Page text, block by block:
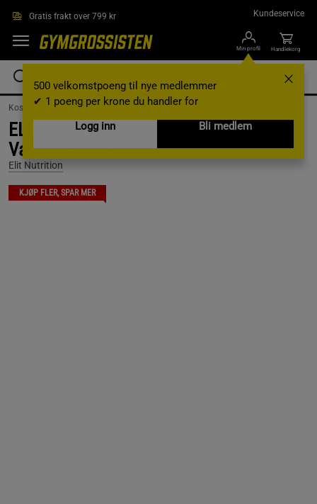
Gratis frakt over 799 kr Kundeservice
Min profil
500 velkomstpoeng til nye medlemmer
✔ 1 poeng per krone du handler for
Logg inn
Bli medlem
Handlekorg
Kosttilskudd / Gainer
ELIT GAINER - Lactose free, 5000 g,
Vanilla Caramel
Elit Nutrition
KJØP FLER, SPAR MER